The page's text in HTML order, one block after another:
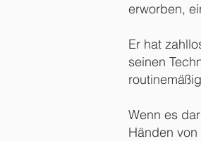
erworben,
Er hat
seinen
Wenn es
Händen